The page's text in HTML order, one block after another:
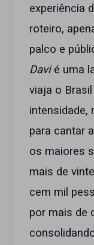
experiência
roteiro,
palco e
Davié uma
viaja o
intensidade,
para cantar
os maiores
mais de
cem mil
por mais de